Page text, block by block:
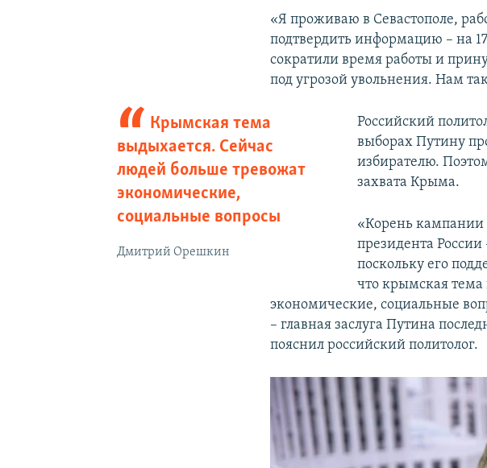
«Я проживаю в Севастополе,
подтвердить информацию – на
сократили время работы и
под угрозой увольнения. Нам
Крымская тема
выдыхается. Сейчас
людей больше тревожат
экономические,
социальные вопросы
Дмитрий Орешкин
Российский
выборах Путину
избирателю.
захвата Крыма.
«Корень
президента
поскольку его
что крымская
экономические, социальные
– главная заслуга Путина
пояснил российский политолог.